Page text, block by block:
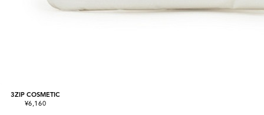
3ZIP COSMETIC
¥6,160